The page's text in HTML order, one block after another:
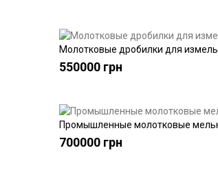
Молотковые дробилки для
550000 грн
Промышленные молотковые
700000 грн